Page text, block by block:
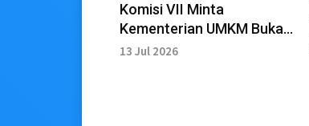
Komisi VII Minta
Kementerian UMKM Buka
Kendala Penyaluran Kredit
13 Jul 2026